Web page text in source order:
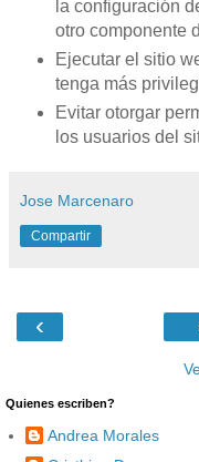
la configuración
otro componente
Ejecutar el sitio
tenga más
Evitar otorgar
los usuarios del
Jose Marcenaro
Compartir
‹
Quienes escriben?
Andrea Morales